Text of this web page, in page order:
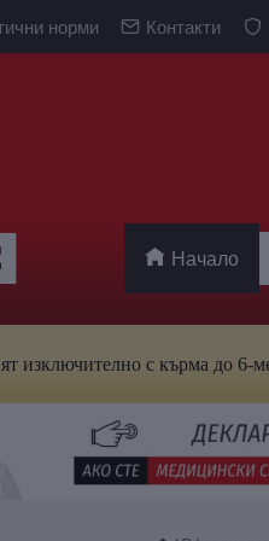
норми Контакти
Начало
с кърма до 6-месечна